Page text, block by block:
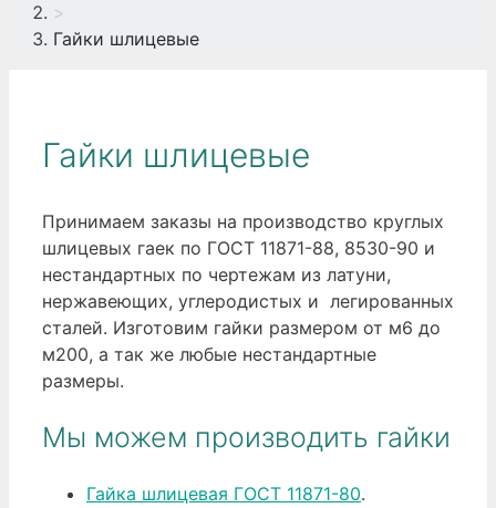
>
Гайки шлицевые
Гайки шлицевые
Принимаем заказы на производство круглых
шлицевых гаек по ГОСТ 11871-88, 8530-90 и
нестандартных по чертежам из латуни,
нержавеющих, углеродистых и легированных
сталей. Изготовим гайки размером от м6 до
м200, а так же любые нестандартные
размеры.
Мы можем производить гайки
Гайка шлицевая ГОСТ 11871-80.